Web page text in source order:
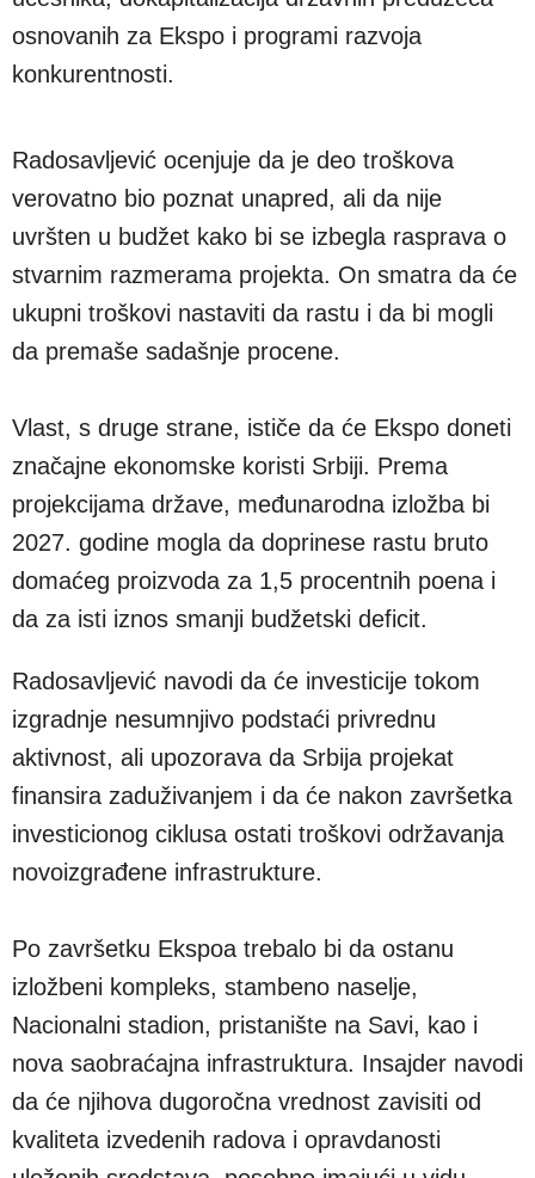
osnovanih za Ekspo i programi razvoja
konkurentnosti.
Radosavljević ocenjuje da je deo troškova
verovatno bio poznat unapred, ali da nije
uvršten u budžet kako bi se izbegla rasprava o
stvarnim razmerama projekta. On smatra da će
ukupni troškovi nastaviti da rastu i da bi mogli
da premaše sadašnje procene.
Vlast, s druge strane, ističe da će Ekspo doneti
značajne ekonomske koristi Srbiji. Prema
projekcijama države, međunarodna izložba bi
2027. godine mogla da doprinese rastu bruto
domaćeg proizvoda za 1,5 procentnih poena i
da za isti iznos smanji budžetski deficit.
Radosavljević navodi da će investicije tokom
izgradnje nesumnjivo podstaći privrednu
aktivnost, ali upozorava da Srbija projekat
finansira zaduživanjem i da će nakon završetka
investicionog ciklusa ostati troškovi održavanja
novoizgrađene infrastrukture.
Po završetku Ekspoa trebalo bi da ostanu
izložbeni kompleks, stambeno naselje,
Nacionalni stadion, pristanište na Savi, kao i
nova saobraćajna infrastruktura. Insajder navodi
da će njihova dugoročna vrednost zavisiti od
kvaliteta izvedenih radova i opravdanosti